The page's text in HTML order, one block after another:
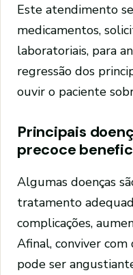
Este atendimento
medicamentos,
laboratoriais, para
regressão dos
ouvir o paciente
Principais
precoce
Algumas doenças
tratamento
complicações,
Afinal, conviver
pode ser